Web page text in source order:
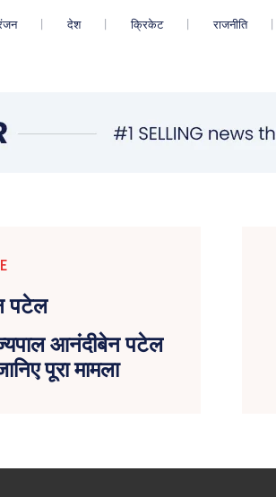
देश क्रिकेट राजनीति
आनंदीबेन पटेल
पूरा मामला